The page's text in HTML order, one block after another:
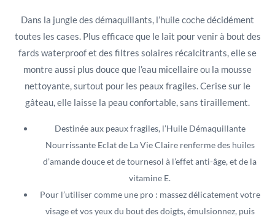
Dans la jungle des démaquillants, l’huile coche décidément
toutes les cases. Plus efficace que le lait pour venir à bout des
fards waterproof et des filtres solaires récalcitrants, elle se
montre aussi plus douce que l’eau micellaire ou la mousse
nettoyante, surtout pour les peaux fragiles. Cerise sur le
gâteau, elle laisse la peau confortable, sans tiraillement.
Destinée aux peaux fragiles, l’Huile Démaquillante
Nourrissante Eclat de La Vie Claire renferme des huiles
d’amande douce et de tournesol à l’effet anti-âge, et de la
vitamine E.
Pour l’utiliser comme une pro : massez délicatement votre
visage et vos yeux du bout des doigts, émulsionnez, puis